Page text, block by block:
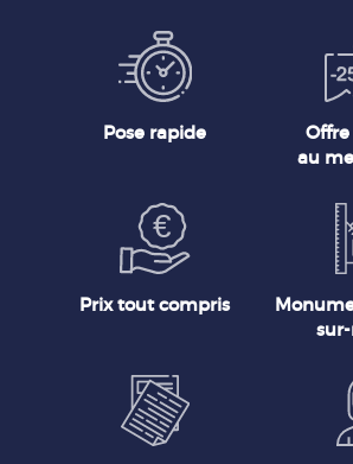
Pose rapide
au
Prix tout compris